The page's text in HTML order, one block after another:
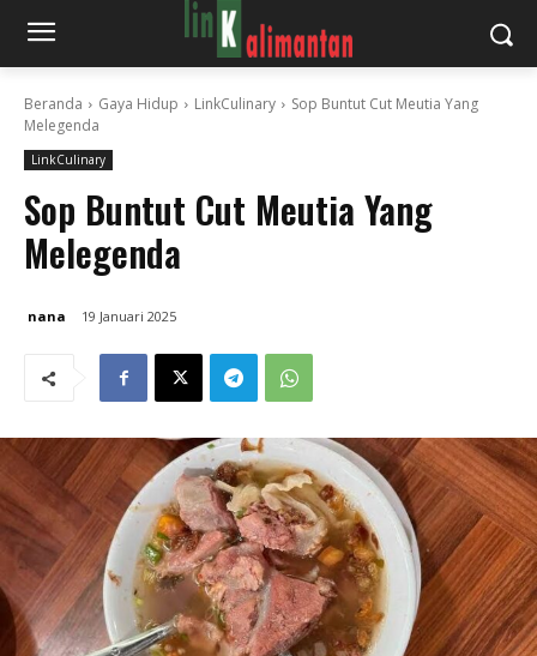
Beranda Gaya Hidup LinkCulinary
Sop Buntut Cut Meutia Yang
Melegenda
LinkCulinary
Sop Buntut Cut Meutia Yang
Melegenda
nana 19 Januari 2025